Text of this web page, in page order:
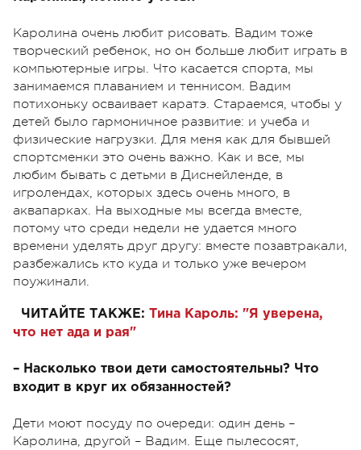
Каролина очень любит рисовать. Вадим тоже
творческий ребенок, но он больше любит играть в
компьютерные игры. Что касается спорта, мы
занимаемся плаванием и теннисом. Вадим
потихоньку осваивает каратэ. Стараемся, чтобы у
детей было гармоничное развитие: и учеба и
физические нагрузки. Для меня как для бывшей
спортсменки это очень важно. Как и все, мы
любим бывать с детьми в Диснейленде, в
игролендах, которых здесь очень много, в
аквапарках. На выходные мы всегда вместе,
потому что среди недели не удается много
времени уделять друг другу: вместе позавтракали,
разбежались кто куда и только уже вечером
поужинали.
ЧИТАЙТЕ ТАКЖЕ: Тина Кароль: "Я уверена,
что нет ада и рая"
– Насколько твои дети самостоятельны? Что
входит в круг их обязанностей?
Дети моют посуду по очереди: один день –
Каролина, другой – Вадим. Еще пылесосят,